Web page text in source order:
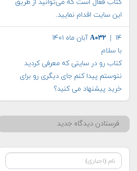
کتاب‌ فعال است که می‌توانید از طریق
این سایت اقدام نمایید.
A۰۳۲ | ۱۴ آبان ماه ۱۴۰۱
با سلام
کتاب رو در سایتی که معرفی کردید
نتوستم پیدا کنم جای دیگری رو برای
خرید پیشنهاد می کنید؟
فرستادن دیدگاه جدید